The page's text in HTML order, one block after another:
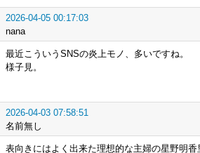
2026-04-05 00:17:03
nana
最近こういうSNSの炎上モノ、多いですね。
様子見。
2026-04-03 07:58:51
名前無し
表向きにはよく出来た理想的な主婦の星野明